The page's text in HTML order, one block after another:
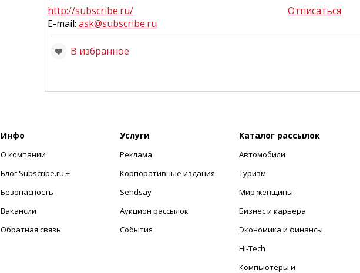
http://subscribe.ru/
E-mail: ask@subscribe.ru
Отписаться
В избранное
Инфо
О компании
Блог Subscribe.ru +
Безопасность
Вакансии
Обратная связь
Услуги
Реклама
Корпоративные издания
Sendsay
Аукцион рассылок
События
Каталог рассылок
Автомобили
Туризм
Мир женщины
Бизнес и карьера
Экономика и финансы
Hi-Tech
Компьютеры и